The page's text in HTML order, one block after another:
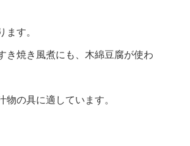
す。
き焼き風煮にも、木綿豆腐が使わ
の具に適しています。